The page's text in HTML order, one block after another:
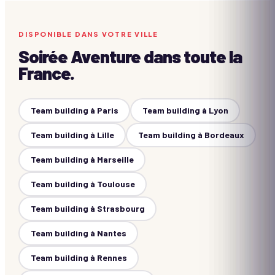
DISPONIBLE DANS VOTRE VILLE
Soirée Aventuredans toute la
France.
Team building à Paris Team building à Lyon
Team building à Lille Team building à Bordeaux
Team building à Marseille
Team building à Toulouse
Team building à Strasbourg
Team building à Nantes
Team building à Rennes